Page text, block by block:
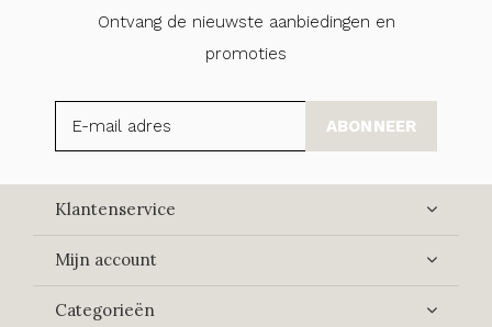
Ontvang de nieuwste aanbiedingen en
promoties
ABONNEER
Klantenservice
Mijn account
Categorieën